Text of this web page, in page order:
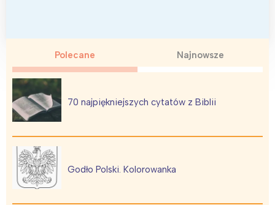
Polecane Najnowsze
70 najpiękniejszych cytatów z Biblii
Godło Polski. Kolorowanka